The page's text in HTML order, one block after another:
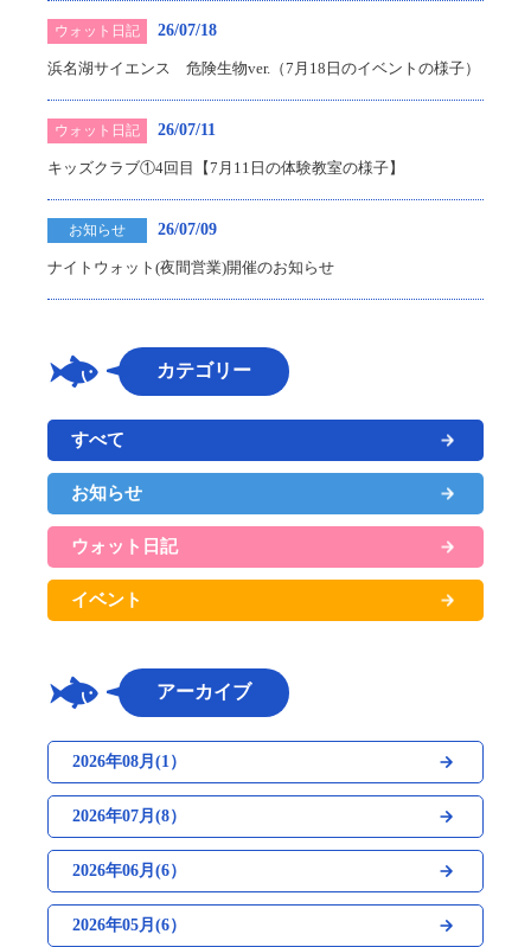
ウォット日記 26/07/18
浜名湖サイエンス 危険生物ver.（7月18日のイベントの様子）
ウォット日記 26/07/11
キッズクラブ①4回目【7月11日の体験教室の様子】
お知らせ 26/07/09
ナイトウォット(夜間営業)開催のお知らせ
カテゴリー
すべて
お知らせ
ウォット日記
イベント
アーカイブ
2026年08月(1）
2026年07月(8）
2026年06月(6）
2026年05月(6）